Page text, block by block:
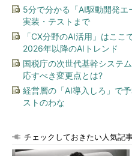
●全体的にアイコンを縮小して
検索ボックスをアイコン化す
ボックスまたはタスクバーの
ックし、次に［プロパティ］
ートメニューのプロパティ」
ー］タブの［小さいタスクバ
クバー上のアプリアイコンも一
多くのアプリアイコンがタスク
5分で分かる「AI駆動開発エ
実装・テストまで
「CX分野のAI活用」はこ
2026年以降のAIトレンド
国税庁の次世代基幹システ
応すべき変更点とは?
経営層の「AI導入しろ」で
ストのわな
チェックしておきたい人気記